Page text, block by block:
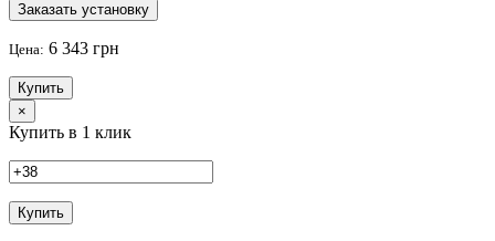
Заказать установку
Цена: 6 343 грн
Купить
×
Купить в 1 клик
Купить